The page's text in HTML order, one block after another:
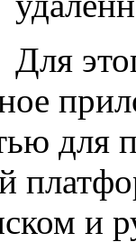
Для
для
и